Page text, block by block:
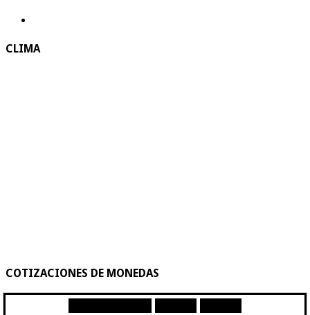
CLIMA
COTIZACIONES DE MONEDAS